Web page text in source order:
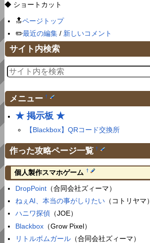
◆ ショートカット
🔝ページトップ
✏️最近の編集/ 新しいコメント
サイト内検索
メニュー †
★ 掲示板 ★
【Blackbox】QRコード交換所
作った攻略ページ一覧 †
個人製作スマホゲーム †
DropPoint（合同会社ズィーマ）
ねぇAI、本当の事がしりたい（コトリヤマ）
ハニワ探偵（JOE）
Blackbox（Grow Pixel）
リトルボムガール（合同会社ズィーマ）